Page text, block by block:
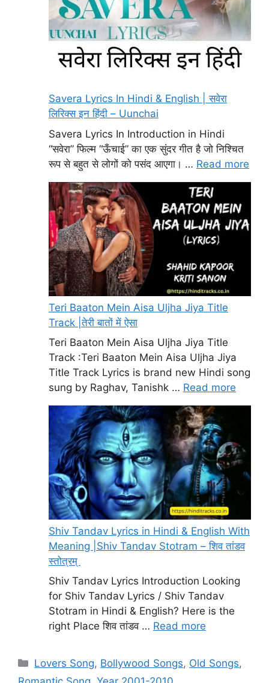
Savera Lyrics In Hindi & English | सवेरा
लिरिक्स इन हिंदी – Uunchai
Savera Lyrics In Introduction in Hindi
“सवेरा” फिल्म “ऊँचाई” का एक सुंदर गीत है जो निश्चित
रूप से बहुत से लोगों को पसंद आएगा। … Read more
Teri Baaton Mein Aisa Uljha Jiya Title
Track |तेरी बातों में ऐसा
Teri Baaton Mein Aisa Uljha Jiya Title
Track :Teri Baaton Mein Aisa Uljha Jiya
Title Track Lyrics is brand new Hindi song
sung by Raghav, Tanishk … Read more
Shiv Tandav Lyrics in Hindi & English With
Meaning |Shiv Tandav Stotram – शिव तांडव
स्तोत्रम्
Shiv Tandav Lyrics Introduction Looking
for Shiv Tandav Lyrics / Shiv Tandav
Stotram in Hindi & English? Here is the
right Place शिव तांडव … Read more
Categories
Lovers Song, Bollywood Songs, Old Songs,